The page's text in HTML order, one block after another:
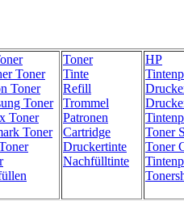
Toner
Toner
Toner
Toner
Toner
Toner
Tinte
Refill
Trommel
Patronen
Cartridge
Druckertinte
Nachfülltinte
HP
Toner
Toner